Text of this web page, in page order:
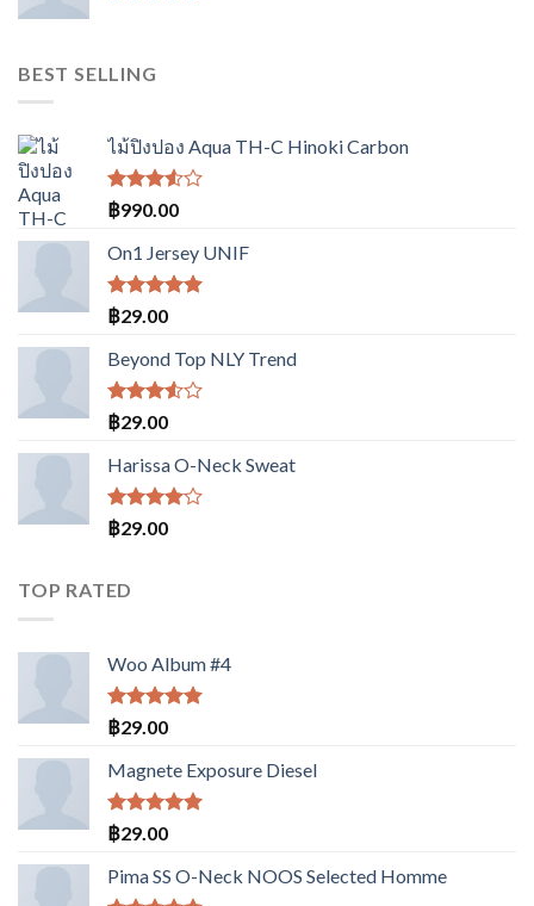
ตั้งแต่ 1-5
BEST SELLING
ไม้ปิงปอง Aqua TH-C Hinoki Carbon
ให้
คะแนน
3.50
ตั้งแต่
1-5
฿990.00
On1 Jersey UNIF
ให้คะแนน
5.00
1-5
คะแนน
฿29.00
Beyond Top NLY Trend
ให้
คะแนน
3.50
ตั้งแต่
1-5
฿29.00
Harissa O-Neck Sweat
ให้
คะแนน
ตั้งแต่ 1-
5
฿29.00
TOP RATED
Woo Album #4
ให้คะแนน
5.00
1-5
คะแนน
฿29.00
Magnete Exposure Diesel
ให้คะแนน
5.00
1-5
คะแนน
฿29.00
Pima SS O-Neck NOOS Selected Homme